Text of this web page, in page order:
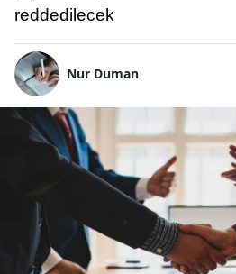
reddedilecek
Nur Duman